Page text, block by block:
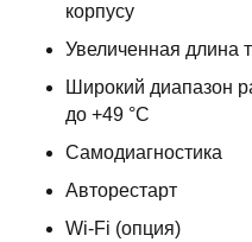
корпусу
Увеличенная длина
Широкий диапазон
до +49 °С
Самодиагностика
Авторестарт
Wi-Fi (опция)